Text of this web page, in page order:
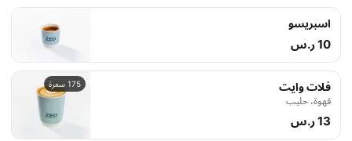
اسبريسو
10 ر.س
175 سعرة فلات وايت
قهوة، حليب
13 ر.س